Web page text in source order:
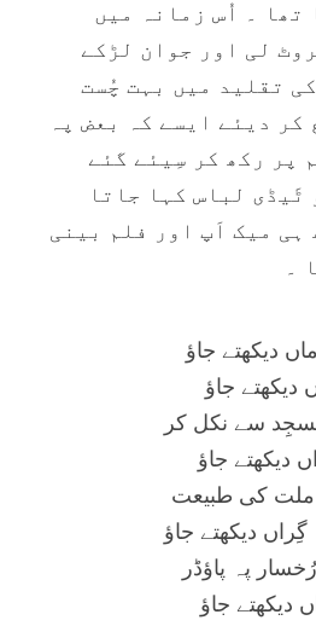
تھا ۔ اُس زمانہ میں
لی اور جوان لڑکے
تقليد میں بہت چُست
کر ديئے ايسے کہ بعض پہ
پر رکھ کر سِیئے گئے
ٹَيڈی لباس کہا جاتا
ہی ميک اَپ اور فلم بينی
۔
ديکھتے جاؤ
جاؤ
مسجِد سے نکل کر
ديکھتے جاؤ
ملت کی طبيعت
ديکھتے جاؤ
پہ پاؤڈر
ديکھتے جاؤ